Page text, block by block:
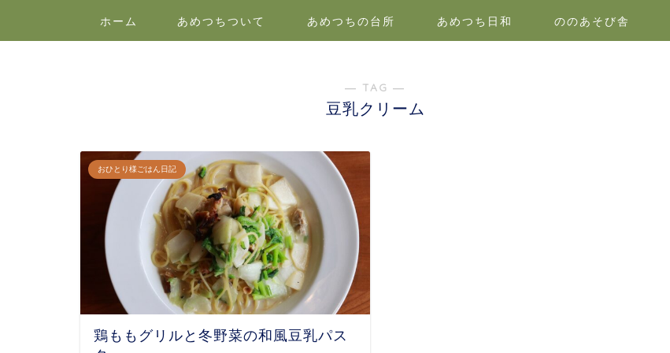
ホーム あめつちついて あめつちの台所 あめつち日和 ののあそび舎
― TAG ―
豆乳クリーム
おひとり様ごはん日記
鶏ももグリルと冬野菜の和風豆乳パス